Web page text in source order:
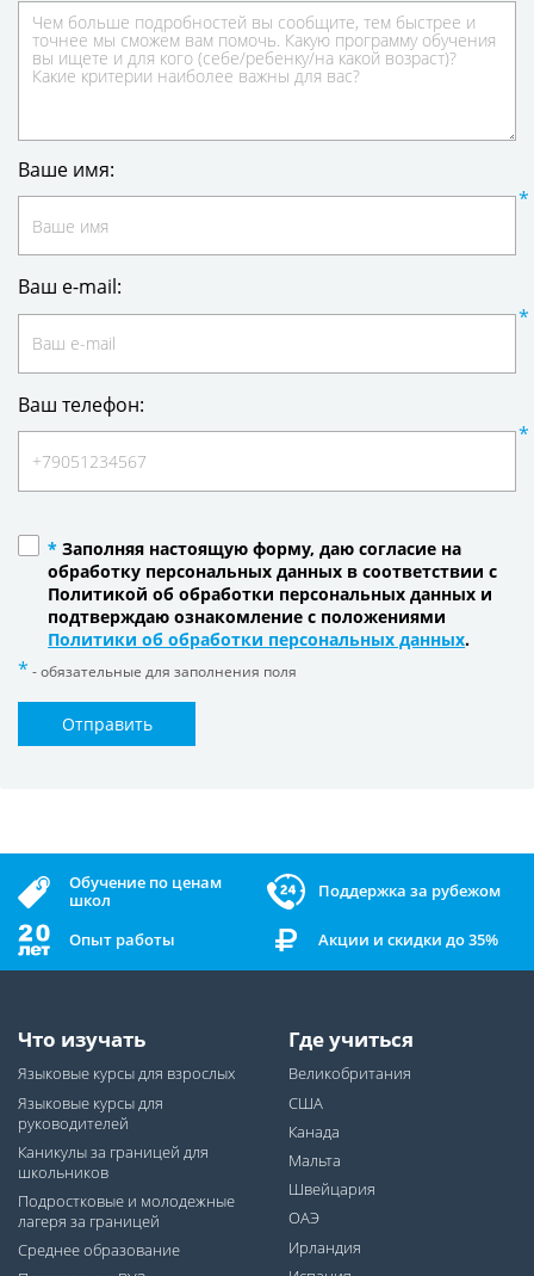
Ваше имя:
Ваш e-mail:
Ваш телефон:
* Заполняя настоящую форму, даю согласие на
обработку персональных данных в соответствии с
Политикой об обработки персональных данных и
подтверждаю ознакомление с положениями
Политики об обработки персональных данных.
- обязательные для заполнения поля
Отправить
Обучение по ценам
школ
Поддержка за рубежом
Опыт работы Акции и скидки до 35%
Что изучать
Языковые курсы для взрослых
Языковые курсы для
руководителей
Каникулы за границей для
школьников
Подростковые и молодежные
лагеря за границей
Среднее образование
Где учиться
Великобритания
США
Канада
Мальта
Швейцария
ОАЭ
Ирландия